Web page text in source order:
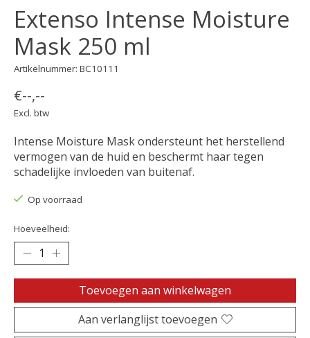
Extenso Intense Moisture
Mask 250 ml
Artikelnummer: BC10111
€--,--
Excl. btw
Intense Moisture Mask ondersteunt het herstellend
vermogen van de huid en beschermt haar tegen
schadelijke invloeden van buitenaf.
Op voorraad
Hoeveelheid:
Toevoegen aan winkelwagen
Aan verlanglijst toevoegen